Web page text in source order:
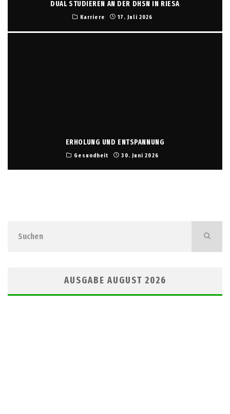
DUAL STUDIEREN AN DER DHSN IN RIESA
Karriere 17. Juli 2026
ERHOLUNG UND ENTSPANNUNG
Gesundheit 30. Juni 2026
AUSGABE AUGUST 2026